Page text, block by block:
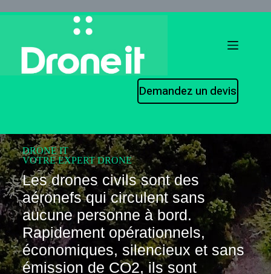
Demandez un devis
DRONE IT
VOTRE EXPERT DRONE
Les drones civils sont des
aéronefs qui circulent sans
aucune personne à bord.
Rapidement opérationnels,
économiques, silencieux et sans
émission de CO2, ils sont